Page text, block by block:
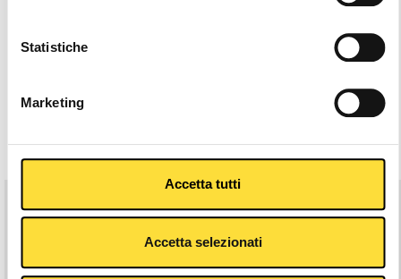
Statistiche
Marketing
Accetta tutti
Accetta selezionati
Related Products